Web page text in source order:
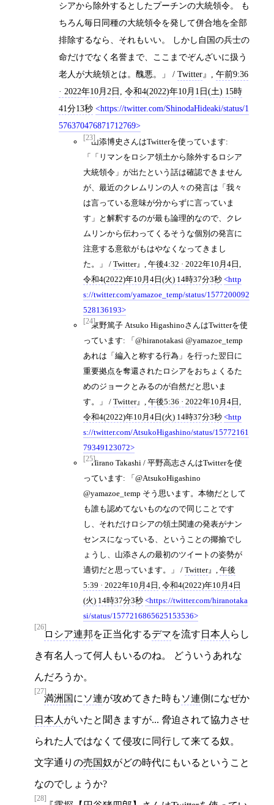
シアから除外するとしたプーチンの大統領令。 も
ちろん毎日同種の大統領令を発して併合地を全部
排除するなら、それもいい。 しかし自国の兵士の
命だけでなく名誉まで、ここまでぞんざいに扱う
老人が大統領とは。醜悪。」 / Twitter
午前9:36
· 2022年10月2日
令和4(2022)年10月1日(土) 15時
41分13秒
https://twitter.com/ShinodaHideaki/status/1
576370476871712769
[23]山添博史さんはTwitterを使っています:
「「リマンをロシア領土から除外するロシア
大統領令」が出たという話は確認できません
が、最近のクレムリンの人々の発言は「我々
は言っている意味が分からずに言っていま
す」と解釈するのが最も論理的なので、クレ
ムリンから伝わってくるそうな個別の発言に
注意する意欲がもはやなくなってきまし
た。」 / Twitter , 午後4:32 · 2022年10月4日 ,
令和4(2022)年10月4日(火) 14時37分3秒
http
s://twitter.com/yamazoe_temp/status/1577200092
528136193
[24]東野篤子 Atsuko HigashinoさんはTwitterを使
っています: 「@hiranotakasi @yamazoe_temp
あれは「編入と称する行為」を行った翌日に
重要拠点を奪還されたロシアをおちょくるた
めのジョークとみるのが自然だと思いま
す。」 / Twitter , 午後5:36 · 2022年10月4日 ,
令和4(2022)年10月4日(火) 14時37分3秒
http
s://twitter.com/AtsukoHigashino/status/15772161
79349123072
[25]Hirano Takashi / 平野高志さんはTwitterを使
っています: 「@AtsukoHigashino
@yamazoe_temp そう思います。本物だとして
も誰も認めてないものなので同じことです
し、それだけロシアの領土関連の発表がナン
センスになっている、ということの揶揄でし
ょうし、山添さんの最初のツイートの姿勢が
適切だと思っています。」 / Twitter , 午後
5:39 · 2022年10月4日 , 令和4(2022)年10月4日
(火) 14時37分3秒
https://twitter.com/hiranotaka
si/status/1577216865625153536
[26]
ロシア連邦を正当化するデマを流す 日本人 らし
き有名人って何人もいるのね。 どういうあれな
んだろうか。
[27]
満洲国に ソ連が攻めてきた時も ソ連側になぜか
日本人 がいたと聞きますが... 脅迫されて協力させ
られた人ではなくて侵攻に同行して来てる奴。
文字通りの売国奴がどの時代にもいるということ
なのでしょうか?
[28]